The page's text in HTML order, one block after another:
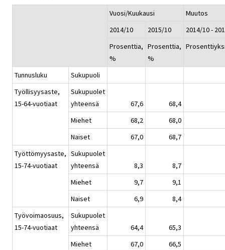
Vuosi/Kuukausi
Muutos
2014/10
2015/10
2014/10 -
Prosenttia,
%
Prosenttia,
%
Tunnusluku
Sukupuoli
Työllisyysaste,
15-64-vuotiaat
Sukupuolet
yhteensä
67,6
68,4
Miehet
68,2
68,0
Naiset
67,0
68,7
Työttömyysaste,
15-74-vuotiaat
Sukupuolet
yhteensä
8,3
8,7
Miehet
9,7
9,1
Naiset
6,9
8,4
Työvoimaosuus,
15-74-vuotiaat
Sukupuolet
yhteensä
64,4
65,3
Miehet
67,0
66,5